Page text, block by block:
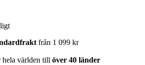
från 1 099 kr
hela världen till över 40 länder